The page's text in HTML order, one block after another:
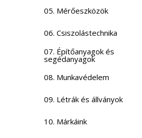
05. Mérőeszközök
06. Csiszolástechnika
07. Építőanyagok és
segédanyagok
08. Munkavédelem
09. Létrák és állványok
10. Márkáink